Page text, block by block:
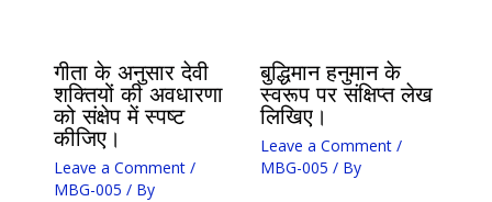
गीता के अनुसार देवी
शक्तियों की अवधारणा
को संक्षेप में स्पष्ट
कीजिए।
Leave a Comment /
MBG-005 / By
बुद्धिमान हनुमान के
स्वरूप पर संक्षिप्त लेख
लिखिए।
Leave a Comment /
MBG-005 / By